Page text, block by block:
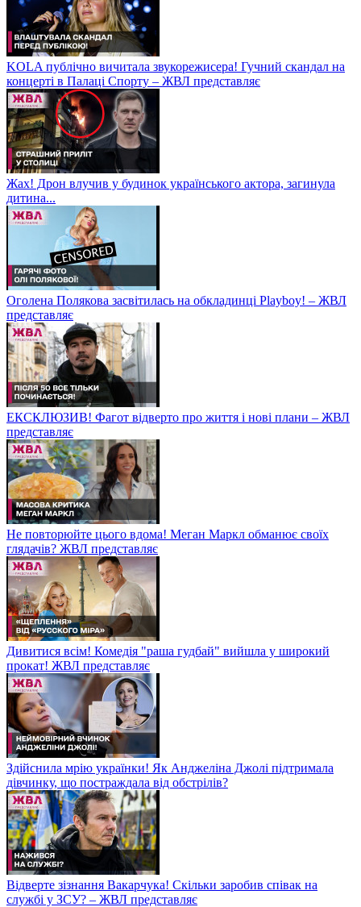
KOLA публічно вичитала звукорежисера! Гучний скандал на
концерті в Палаці Спорту – ЖВЛ представляє
Жах! Дрон влучив у будинок українського актора, загинула
дитина...
Оголена Полякова засвітилась на обкладинці Playboy! – ЖВЛ
представляє
ЕКСКЛЮЗИВ! Фагот відверто про життя і нові плани – ЖВЛ
представляє
Не повторюйте цього вдома! Меган Маркл обманює своїх
глядачів? ЖВЛ представляє
Дивитися всім! Комедія "раша гудбай" вийшла у широкий
прокат! ЖВЛ представляє
Здійснила мрію українки! Як Анджеліна Джолі підтримала
дівчинку, що постраждала від обстрілів?
Відверте зізнання Вакарчука! Скільки заробив співак на
службі у ЗСУ? – ЖВЛ представляє